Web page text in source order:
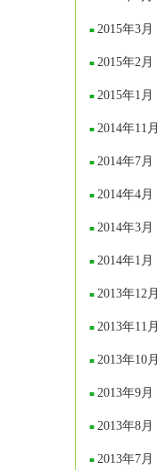
2015年3月
2015年2月
2015年1月
2014年11月
2014年7月
2014年4月
2014年3月
2014年1月
2013年12月
2013年11月
2013年10月
2013年9月
2013年8月
2013年7月